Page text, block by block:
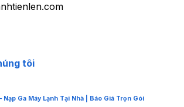
tôi
Nạp Ga Máy Lạnh Tại Nhà | Báo Giá Trọn Gói